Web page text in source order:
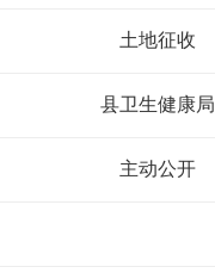
土地征收
县卫生健康局
主动公开